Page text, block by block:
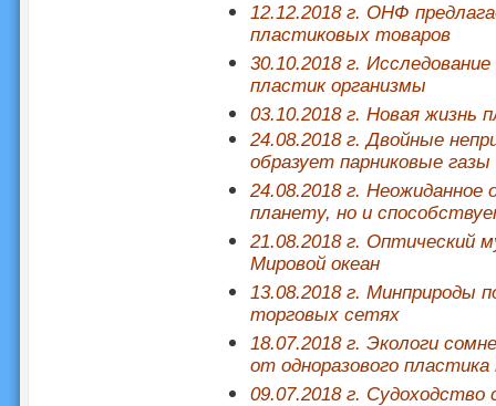
12.12.2018 г. ОНФ
пластиковых товаров
30.10.2018 г.
пластик организмы
03.10.2018 г. Новая жизнь
24.08.2018 г. Двойные
образует парниковые газы
24.08.2018 г.
планету, но и
21.08.2018 г. Оптический
Мировой океан
13.08.2018 г. Минприроды
торговых сетях
18.07.2018 г. Экологи
от одноразового пластика
09.07.2018 г. Судоходство